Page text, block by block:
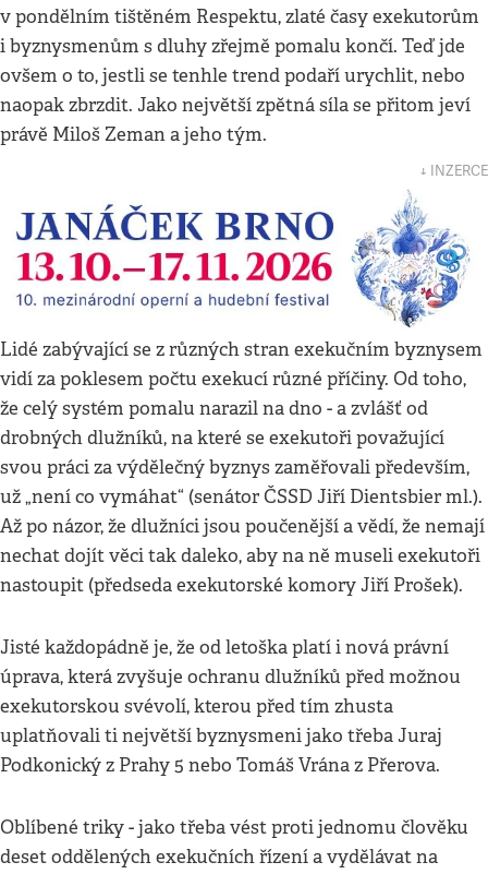
v pondělním tištěném Respektu, zlaté časy exekutorům
i byznysmenům s dluhy zřejmě pomalu končí. Teď jde
ovšem o to, jestli se tenhle trend podaří urychlit, nebo
naopak zbrzdit. Jako největší zpětná síla se přitom jeví
právě Miloš Zeman a jeho tým.
↓ INZERCE
Lidé zabývající se z různých stran exekučním byznysem
vidí za poklesem počtu exekucí různé příčiny. Od toho,
že celý systém pomalu narazil na dno - a zvlášť od
drobných dlužníků, na které se exekutoři považující
svou práci za výdělečný byznys zaměřovali především,
už „není co vymáhat“ (senátor ČSSD Jiří Dientsbier ml.).
Až po názor, že dlužníci jsou poučenější a vědí, že nemají
nechat dojít věci tak daleko, aby na ně museli exekutoři
nastoupit (předseda exekutorské komory Jiří Prošek).
Jisté každopádně je, že od letoška platí i nová právní
úprava, která zvyšuje ochranu dlužníků před možnou
exekutorskou svévolí, kterou před tím zhusta
uplatňovali ti největší byznysmeni jako třeba Juraj
Podkonický z Prahy 5 nebo Tomáš Vrána z Přerova.
Oblíbené triky - jako třeba vést proti jednomu člověku
deset oddělených exekučních řízení a vydělávat na